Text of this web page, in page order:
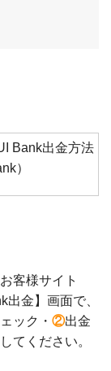
Bank出金方法
）
客様サイト
出金】画面で、
ック・ ②出金
てください。